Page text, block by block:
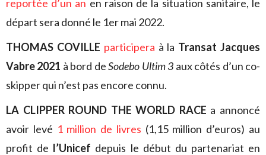
reportée d’un an en raison de la situation sanitaire, le
départ sera donné le 1er mai 2022.
THOMAS COVILLE participera à la Transat Jacques
Vabre 2021 à bord deSodebo Ultim 3 aux côtés d’un co-
skipper qui n’est pas encore connu.
LA CLIPPER ROUND THE WORLD RACE a annoncé
avoir levé 1 million de livres (1,15 million d’euros) au
profit de l’Unicef depuis le début du partenariat en